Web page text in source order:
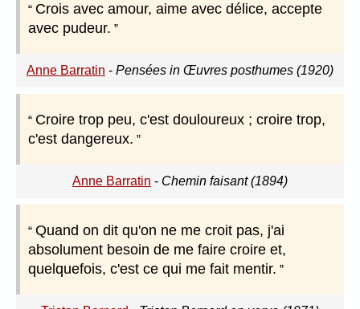
Crois avec amour, aime avec délice, accepte
avec pudeur.
Anne Barratin - Pensées in Œuvres posthumes (1920)
Croire trop peu, c'est douloureux ; croire trop,
c'est dangereux.
Anne Barratin - Chemin faisant (1894)
Quand on dit qu'on ne me croit pas, j'ai
absolument besoin de me faire croire et,
quelquefois, c'est ce qui me fait mentir.